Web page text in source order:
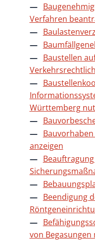
Verfahren
Baustellen
Württemberg
anzeigen
Beendigung
von